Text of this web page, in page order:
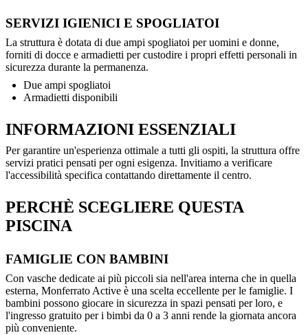
SERVIZI IGIENICI E SPOGLIATOI
La struttura è dotata di due ampi spogliatoi per uomini e donne,
forniti di docce e armadietti per custodire i propri effetti personali in
sicurezza durante la permanenza.
Due ampi spogliatoi
Armadietti disponibili
INFORMAZIONI ESSENZIALI
Per garantire un'esperienza ottimale a tutti gli ospiti, la struttura offre
servizi pratici pensati per ogni esigenza. Invitiamo a verificare
l'accessibilità specifica contattando direttamente il centro.
PERCHÈ SCEGLIERE QUESTA
PISCINA
FAMIGLIE CON BAMBINI
Con vasche dedicate ai più piccoli sia nell'area interna che in quella
esterna, Monferrato Active è una scelta eccellente per le famiglie. I
bambini possono giocare in sicurezza in spazi pensati per loro, e
l'ingresso gratuito per i bimbi da 0 a 3 anni rende la giornata ancora
più conveniente.